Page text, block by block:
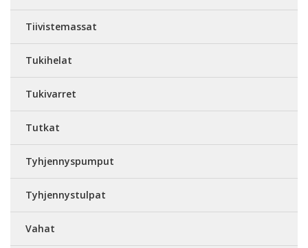
Tiivistemassat
Tukihelat
Tukivarret
Tutkat
Tyhjennyspumput
Tyhjennystulpat
Vahat